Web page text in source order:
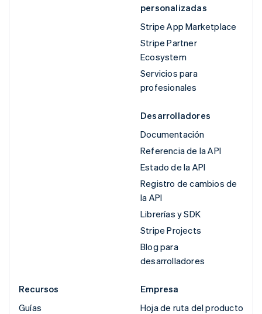
personalizadas
Stripe App Marketplace
Stripe Partner
Ecosystem
Servicios para
profesionales
Desarrolladores
Documentación
Referencia de la API
Estado de la API
Registro de cambios de
la API
Librerías y SDK
Stripe Projects
Blog para
desarrolladores
Recursos
Guías
Empresa
Hoja de ruta del producto